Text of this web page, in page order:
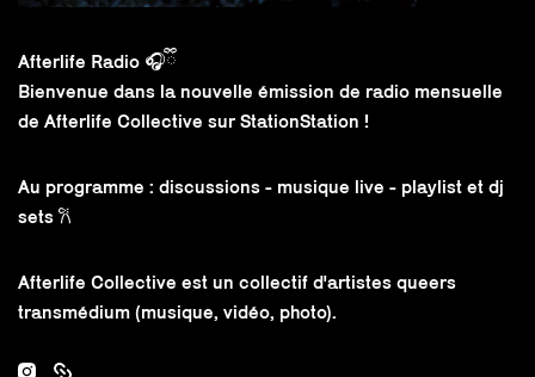
Afterlife Radio 🎧ྀི
Bienvenue dans la nouvelle émission de radio mensuelle
de Afterlife Collective sur StationStation !
Au programme : discussions - musique live - playlist et dj
sets 𐙚
Afterlife Collective est un collectif d'artistes queers
transmédium (musique, vidéo, photo).